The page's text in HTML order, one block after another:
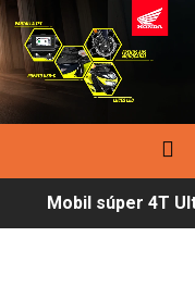
Mobil súper 4T